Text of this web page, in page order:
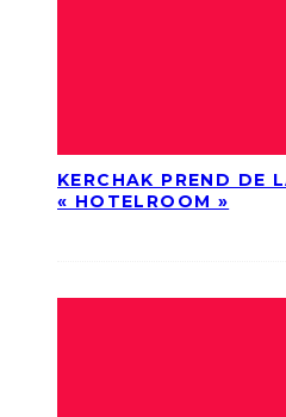
KERCHAK PREND DE
« HOTELROOM »